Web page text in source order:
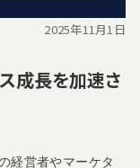
2025年11月1日
成長を加速さ
経営者やマーケタ